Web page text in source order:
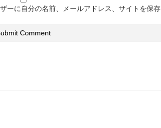
ーに自分の名前、メールアドレス、サイトを保存